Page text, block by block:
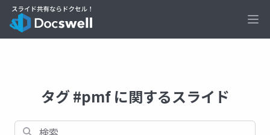
タグ #pmf に関するスライド
検索